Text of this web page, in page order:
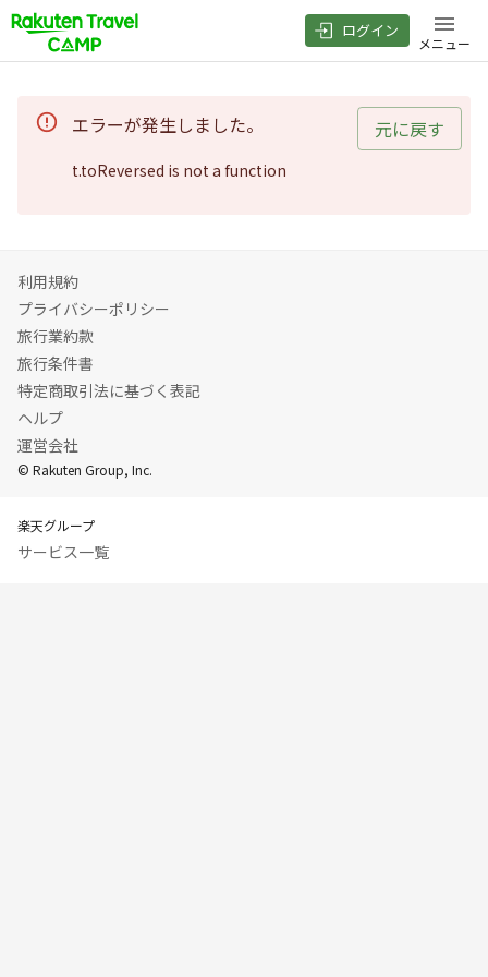
ログイン
メニュー
エラーが発生しました。
t.toReversed is not a function
元に戻す
利用規約
プライバシーポリシー
旅行業約款
旅行条件書
特定商取引法に基づく表記
ヘルプ
運営会社
© Rakuten Group, Inc.
楽天グループ
サービス一覧